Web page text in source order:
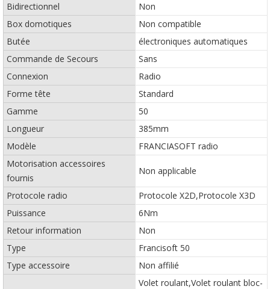
Bidirectionnel
Non
Box domotiques
Non compatible
Butée
électroniques automatiques
Commande de Secours
Sans
Connexion
Radio
Forme tête
Standard
Gamme
50
Longueur
385mm
Modèle
FRANCIASOFT radio
Motorisation accessoires
fournis
Non applicable
Protocole radio
Protocole X2D,Protocole X3D
Puissance
6Nm
Retour information
Non
Type
Francisoft 50
Type accessoire
Non affilié
Volet roulant,Volet roulant bloc-